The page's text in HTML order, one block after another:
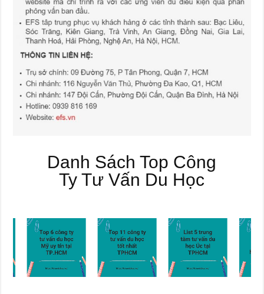
Danh Sách Top Công
Ty Tư Vấn Du Học